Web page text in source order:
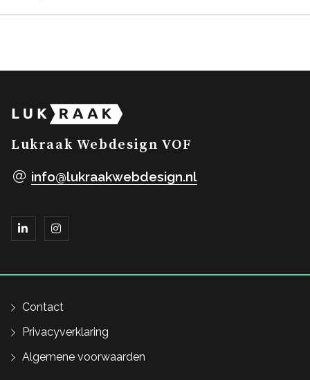
Lukraak Webdesign VOF
info@lukraakwebdesign.nl
Contact
Privacyverklaring
Algemene voorwaarden